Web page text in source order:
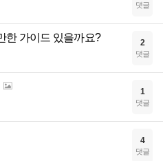
댓글
한 가이드 있을까요? 2
댓글
1
댓글
4
댓글